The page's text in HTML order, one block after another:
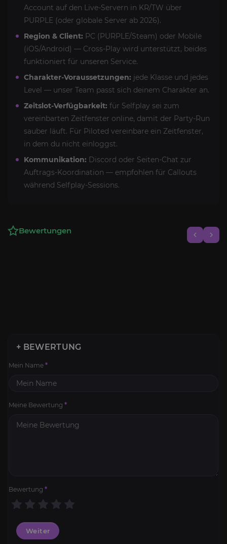
Account auf den Live-Servern in KR/TW über
PURPLE (oder globale Server ab 2026).
Region & Client: PC (PURPLE/Steam) oder Mobile
(iOS/Android) — Cross-Play wird unterstützt, beides
funktioniert für unseren Service.
Charakter-Voraussetzungen: jede Klasse und jedes
Level — unser Team passt sich deinem Charakter an.
Zeitslot-Verfügbarkeit: für Selfplay sei zum
vereinbarten Zeitfenster online, damit der Party-Run
sauber läuft. Für Piloted vereinbare ein Zeitfenster,
in dem du nicht einloggst.
Kommunikation: Discord oder Seiten-Chat zur
Auftrags-Koordination — empfohlen für Callouts
während Selfplay-Sessions.
Bewertungen
+ BEWERTUNG
Mein Name *
Meine Bewertung *
Bewertung *
Weiter